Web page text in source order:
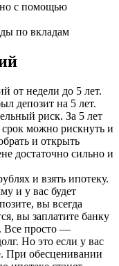
с помощью
по вкладам
от недели до 5 лет.
депозит на 5 лет.
риск. За 5 лет
можно рискнуть и
и открыть
достаточно сильно и
и взять ипотеку.
и у вас будет
вы всегда
вы заплатите банку
Все просто —
Но это если у вас
При обесценивании